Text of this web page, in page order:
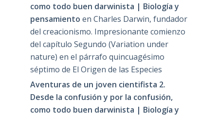
como todo buen darwinista | Biología y
pensamiento en Charles Darwin, fundador
del creacionismo. Impresionante comienzo
del capítulo Segundo (Variation under
nature) en el párrafo quincuagésimo
séptimo de El Origen de las Especies
Aventuras de un joven cientifista 2.
Desde la confusión y por la confusión,
como todo buen darwinista | Biología y